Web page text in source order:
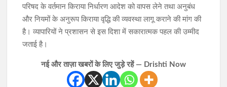
परिषद के वर्तमान किराया निर्धारण आदेश को वापस लेने तथा अनुबंध
और नियमों के अनुरूप किराया वृद्धि की व्यवस्था लागू कराने की मांग की
है। व्यापारियों ने प्रशासन से इस दिशा में सकारात्मक पहल की उम्मीद
जताई है।
नई और ताज़ा खबरों के लिए जुड़े रहें — Drishti Now